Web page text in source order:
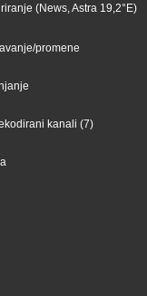
(News, Astra 19,2°E)
promene
kanali (7)